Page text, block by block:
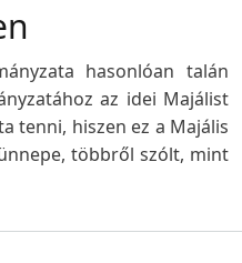
hasonlóan talán
az idei Majálist
tenni, hiszen ez a Majális
többről szólt, mint